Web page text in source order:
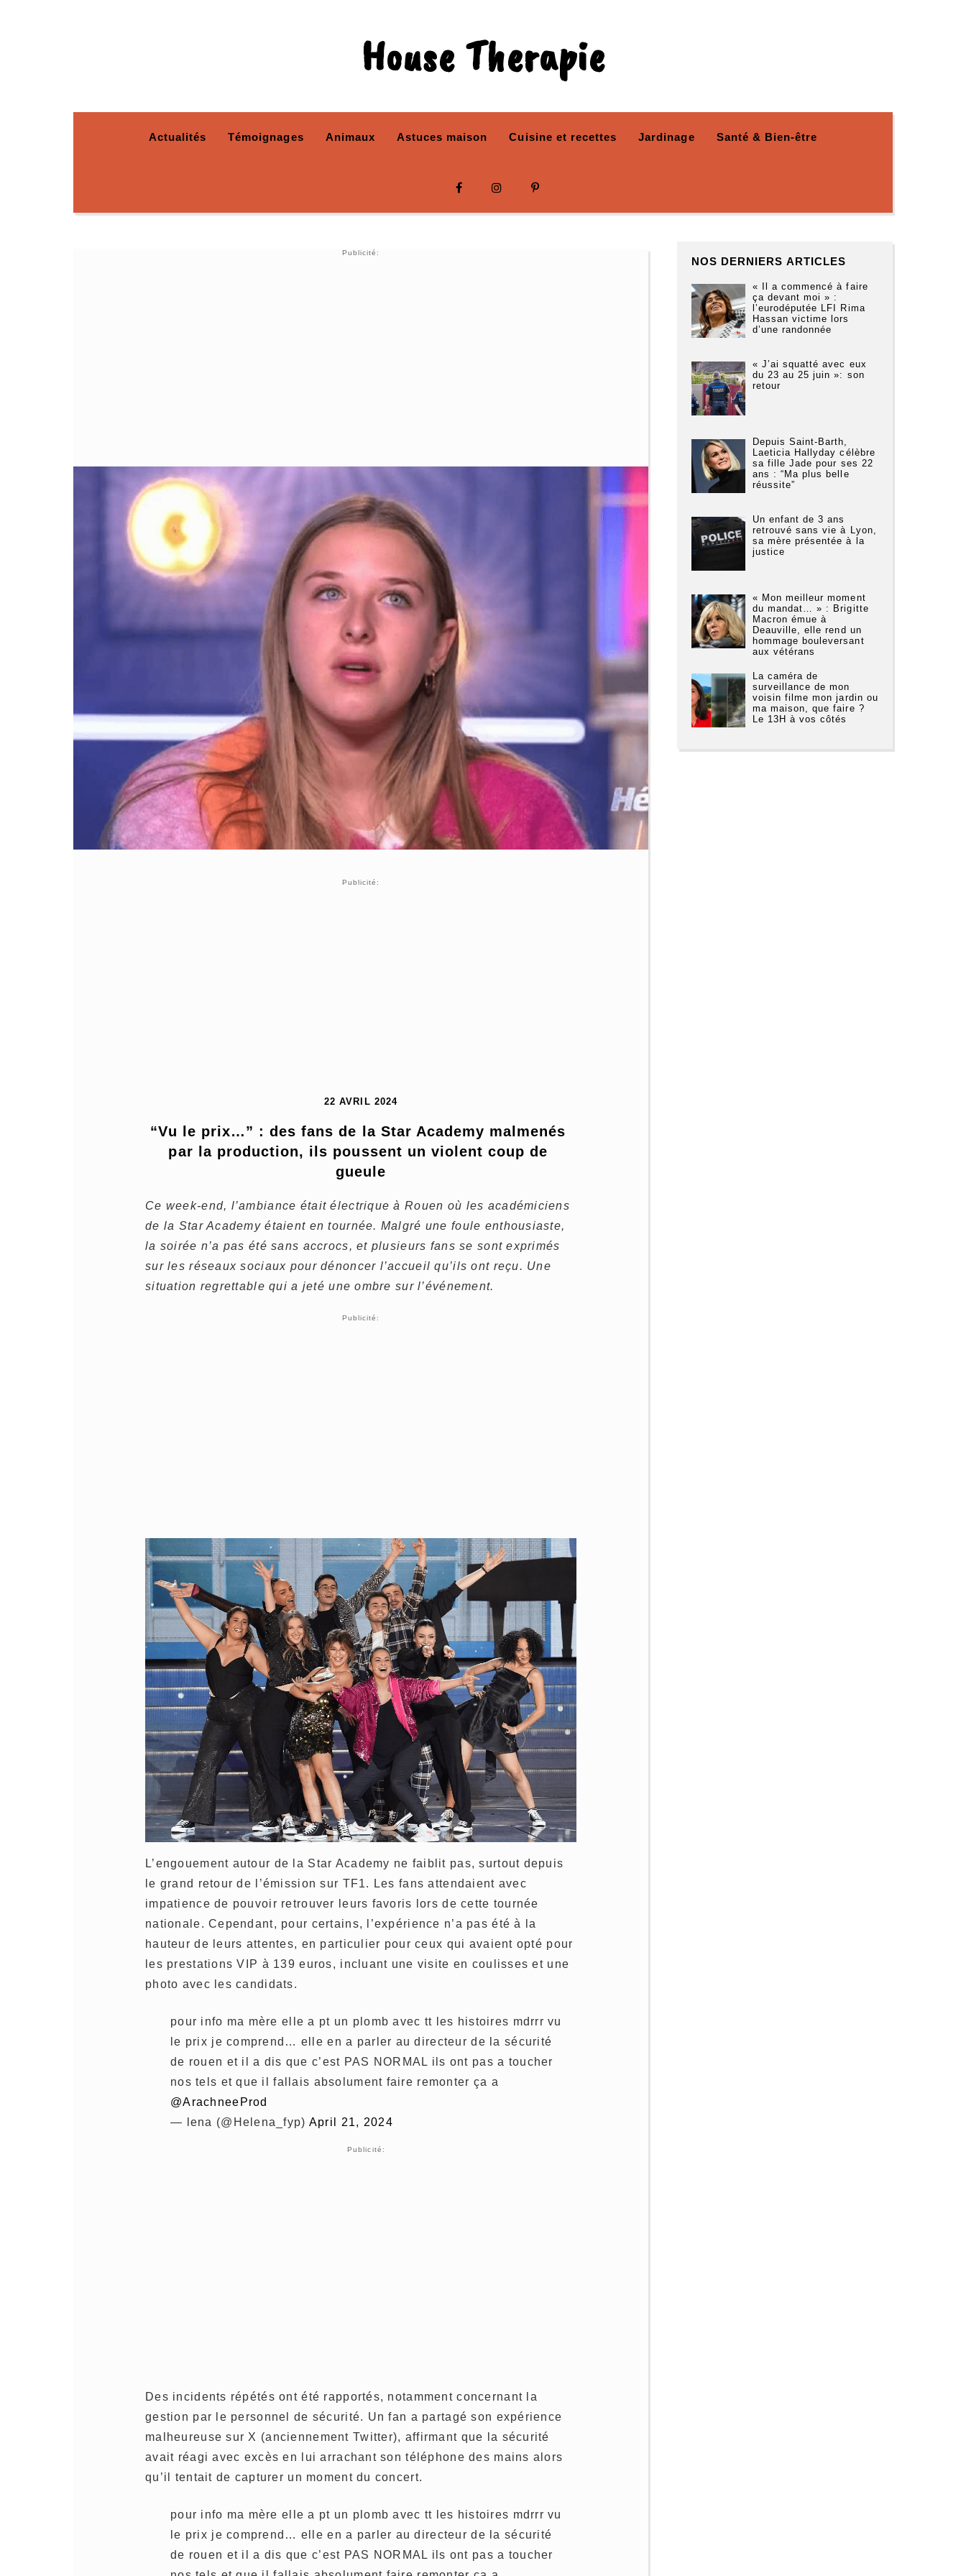
House Therapie
Actualités Témoignages Animaux Astuces maison Cuisine et recettes Jardinage Santé & Bien-être
Publicité:
Publicité:
22 AVRIL 2024
“Vu le prix…” : des fans de la Star Academy malmenés
par la production, ils poussent un violent coup de
gueule
Ce week-end, l’ambiance était électrique à Rouen où les académiciens
de la Star Academy étaient en tournée. Malgré une foule enthousiaste,
la soirée n’a pas été sans accrocs, et plusieurs fans se sont exprimés
sur les réseaux sociaux pour dénoncer l’accueil qu’ils ont reçu. Une
situation regrettable qui a jeté une ombre sur l’événement.
Publicité:
L’engouement autour de la Star Academy ne faiblit pas, surtout depuis
le grand retour de l’émission sur TF1. Les fans attendaient avec
impatience de pouvoir retrouver leurs favoris lors de cette tournée
nationale. Cependant, pour certains, l’expérience n’a pas été à la
hauteur de leurs attentes, en particulier pour ceux qui avaient opté pour
les prestations VIP à 139 euros, incluant une visite en coulisses et une
photo avec les candidats.
pour info ma mère elle a pt un plomb avec tt les histoires mdrrr vu
le prix je comprend… elle en a parler au directeur de la sécurité
de rouen et il a dis que c’est PAS NORMAL ils ont pas a toucher
nos tels et que il fallais absolument faire remonter ça a
@ArachneeProd
— lena (@Helena_fyp) April 21, 2024
Publicité:
Des incidents répétés ont été rapportés, notamment concernant la
gestion par le personnel de sécurité. Un fan a partagé son expérience
malheureuse sur X (anciennement Twitter), affirmant que la sécurité
avait réagi avec excès en lui arrachant son téléphone des mains alors
qu’il tentait de capturer un moment du concert.
pour info ma mère elle a pt un plomb avec tt les histoires mdrrr vu
le prix je comprend… elle en a parler au directeur de la sécurité
de rouen et il a dis que c’est PAS NORMAL ils ont pas a toucher
NOS DERNIERS ARTICLES
« Il a commencé à faire
ça devant moi » :
l’eurodéputée LFI Rima
Hassan victime lors
d’une randonnée
« J’ai squatté avec eux
du 23 au 25 juin »: son
retour
Depuis Saint-Barth,
Laeticia Hallyday célèbre
sa fille Jade pour ses 22
ans : “Ma plus belle
réussite”
Un enfant de 3 ans
retrouvé sans vie à Lyon,
sa mère présentée à la
justice
« Mon meilleur moment
du mandat… » : Brigitte
Macron émue à
Deauville, elle rend un
hommage bouleversant
aux vétérans
La caméra de
surveillance de mon
voisin filme mon jardin ou
ma maison, que faire ?
Le 13H à vos côtés